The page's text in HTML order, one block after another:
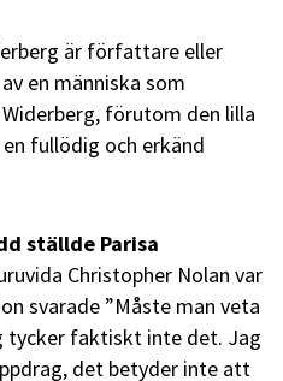
är författare eller
en människa som
förutom den lilla
fullödig och erkänd
ställde Parisa
Christopher Nolan var
svarade ”Måste man veta
tycker faktiskt inte det. Jag
det betyder inte att